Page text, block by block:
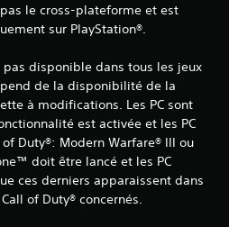
le cross-plateforme et est
sur PlayStation®.
disponible dans tous les jeux
de la disponibilité de la
à modifications. Les PC sont
est activée et les PC
Duty®: Modern Warfare® III ou
doit être lancé et les PC
ces derniers apparaissent dans
of Duty® concernés.